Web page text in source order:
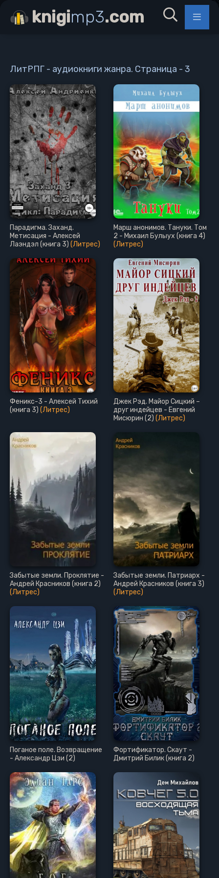
ЛитРПГ - аудиокниги жанра. Страница - 3
Парадигма. Заханд.
Метисация - Алексей
Лаэндэл (книга 3) (Литрес)
Марш анонимов. Тануки. Том
2 - Михаил Булыух (книга 4)
(Литрес)
Феникс-3 - Алексей Тихий
(книга 3) (Литрес)
Джек Рэд. Майор Сицкий –
друг индейцев - Евгений
Мисюрин (2) (Литрес)
Забытые земли. Проклятие -
Андрей Красников (книга 2)
(Литрес)
Забытые земли. Патриарх -
Андрей Красников (книга 3)
(Литрес)
Поганое поле. Возвращение
- Александр Цзи (2)
Фортификатор. Скаут -
Дмитрий Билик (книга 2)
knigimp3.com